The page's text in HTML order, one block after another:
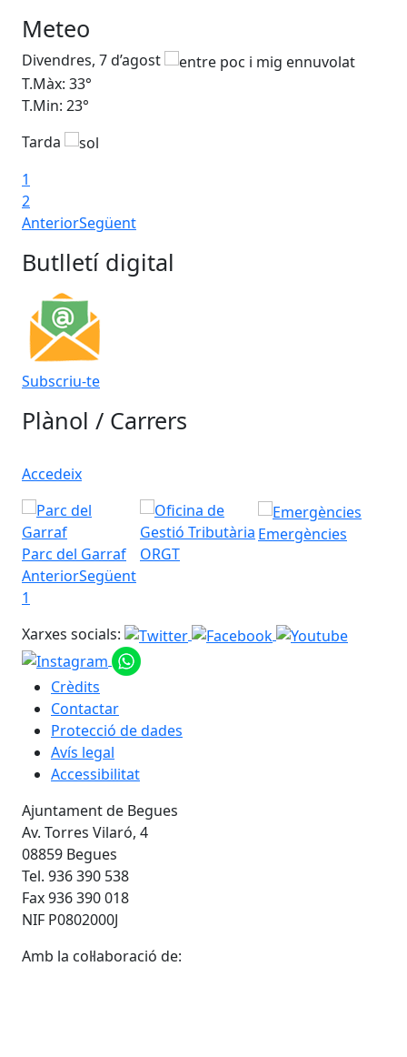
Meteo
Divendres, 7 d’agost
T.Màx: 33°
T.Min: 23°
Tarda
1
2
AnteriorSegüent
Butlletí digital
Subscriu-te
Plànol / Carrers
Accedeix
Parc del Garraf ORGT
Emergències
AnteriorSegüent
1
Xarxes socials:
Crèdits
Contactar
Protecció de dades
Avís legal
Accessibilitat
Ajuntament de Begues
Av. Torres Vilaró, 4
08859 Begues
Tel. 936 390 538
Fax 936 390 018
NIF P0802000J
Amb la col·laboració de: